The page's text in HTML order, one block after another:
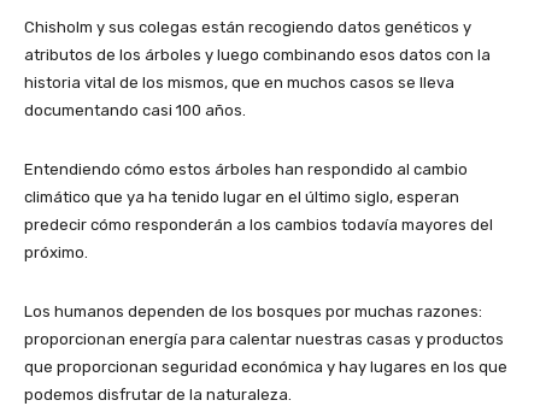
Chisholm y sus colegas están recogiendo datos genéticos y
atributos de los árboles y luego combinando esos datos con la
historia vital de los mismos, que en muchos casos se lleva
documentando casi 100 años.
Entendiendo cómo estos árboles han respondido al cambio
climático que ya ha tenido lugar en el último siglo, esperan
predecir cómo responderán a los cambios todavía mayores del
próximo.
Los humanos dependen de los bosques por muchas razones:
proporcionan energía para calentar nuestras casas y productos
que proporcionan seguridad económica y hay lugares en los que
podemos disfrutar de la naturaleza.